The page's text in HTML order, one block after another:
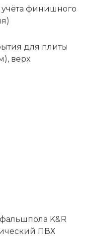
учёта финишного
для плиты
верх
K&R
ПВХ